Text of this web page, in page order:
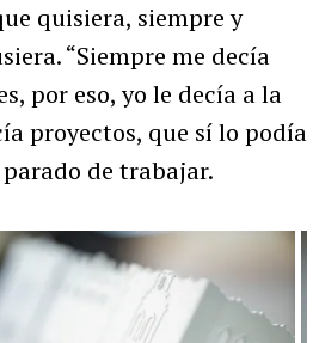
quisiera, siempre y
“Siempre me decía
por eso, yo le decía a la
proyectos, que sí lo podía
de trabajar.